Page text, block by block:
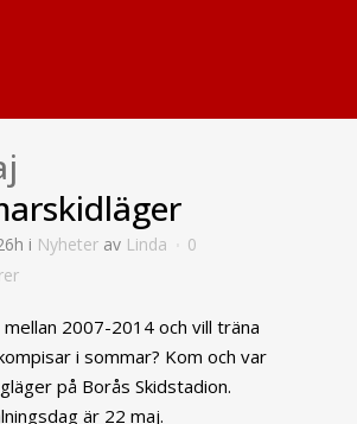
i Nyheter av Linda
0
2007-2014 och vill träna
i sommar? Kom och var
på Borås Skidstadion.
är 22 maj.